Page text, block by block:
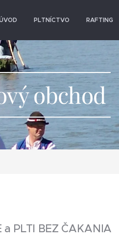
PLTNÍCTVO RAFTING
obchod
PLTI BEZ ČAKANIA